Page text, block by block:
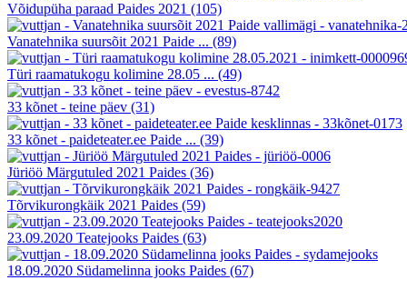
Võidupüha paraad Paides 2021 (105)
Vanatehnika suursõit 2021 Paide ... (89)
Türi raamatukogu kolimine 28.05 ... (49)
33 kõnet - teine päev (31)
33 kõnet - paideteater.ee Paide ... (39)
Jüriöö Märgutuled 2021 Paides (36)
Tõrvikurongkäik 2021 Paides (59)
23.09.2020 Teatejooks Paides (63)
18.09.2020 Südamelinna jooks Paides (67)